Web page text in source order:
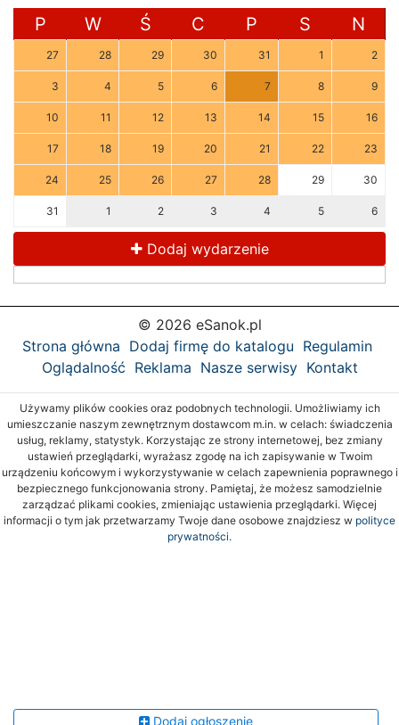
P W Ś C P S N
27 28 29 30 31 1 2
3 4 5 6 7 8 9
10 11 12 13 14 15 16
17 18 19 20 21 22 23
24 25 26 27 28 29 30
31 1 2 3 4 5 6
Dodaj wydarzenie
© 2026 eSanok.pl
Strona główna Dodaj firmę do katalogu Regulamin
Oglądalność Reklama Nasze serwisy Kontakt
Używamy plików cookies oraz podobnych technologii. Umożliwiamy ich
umieszczanie naszym zewnętrznym dostawcom m.in. w celach: świadczenia
usług, reklamy, statystyk. Korzystając ze strony internetowej, bez zmiany
ustawień przeglądarki, wyrażasz zgodę na ich zapisywanie w Twoim
urządzeniu końcowym i wykorzystywanie w celach zapewnienia poprawnego i
bezpiecznego funkcjonowania strony. Pamiętaj, że możesz samodzielnie
zarządzać plikami cookies, zmieniając ustawienia przeglądarki. Więcej
informacji o tym jak przetwarzamy Twoje dane osobowe znajdziesz w polityce
prywatności.
Dodaj ogłoszenie